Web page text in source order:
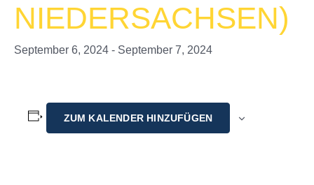
NIEDERSACHSEN)
September 6, 2024 - September 7, 2024
ZUM KALENDER HINZUFÜGEN